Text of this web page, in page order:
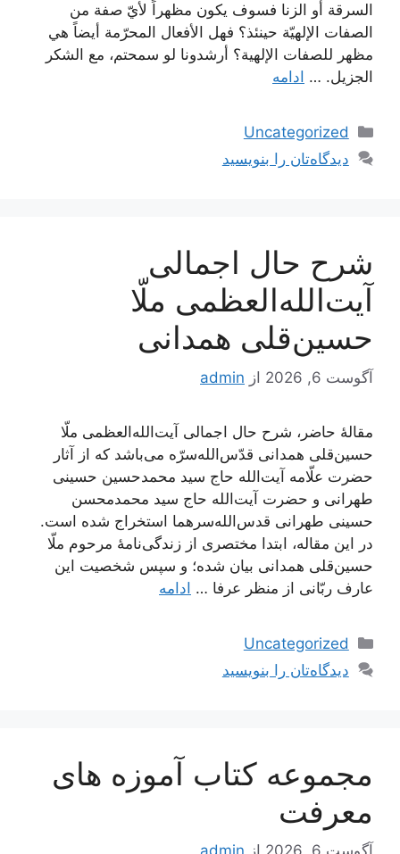
السرقة أو الزنا فسوف يكون مظهراً لأيّ صفة من
الصفات الإلهيّة حينئذ؟ فهل الأفعال المحرّمة أيضاً هي
مظهر للصفات الإلهية؟ أرشدونا لو سمحتم، مع الشكر
الجزيل. … ادامه
دسته‌ها
Uncategorized
دیدگاه‌تان را بنویسید
شرح حال اجمالی
آیت‌الله‌العظمی ملّا
حسین‌قلی همدانی
آگوست 6, 2026 از admin
مقالۀ حاضر، شرح حال اجمالی آیت‌الله‌العظمی ملّا
حسین‌قلی همدانی قدّس‌الله‌سرّه می‌باشد که از آثار
حضرت علّامه آیت‌الله حاج سید محمدحسین حسینی
طهرانی و حضرت آیت‌الله حاج سید محمدمحسن
حسینی طهرانی قدس‌الله‌سرهما استخراج شده است.
در این مقاله، ابتدا مختصری از زندگی‌نامۀ مرحوم ملّا
حسین‌قلی همدانی بیان شده؛ و سپس شخصیت این
عارف ربّانی از منظر عرفا … ادامه
دسته‌ها
Uncategorized
دیدگاه‌تان را بنویسید
مجموعه کتاب آموزه های
معرفت
آگوست 6, 2026 از admin